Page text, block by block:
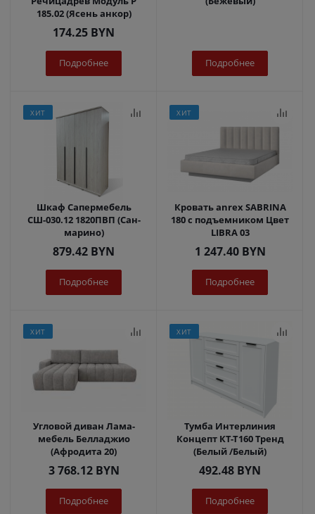
185.02 (Ясень анкор)
174.25 BYN
Подробнее Подробнее
ХИТ
Шкаф Сапермебель
СШ-030.12 1820ПВП (Сан-
марино)
879.42 BYN
Подробнее
ХИТ
Кровать anrex SABRINA
180 с подъемником Цвет
LIBRA 03
1 247.40BYN
Подробнее
ХИТ
Угловой диван Лама-
мебель Белладжио
(Афродита 20)
3 768.12BYN
Подробнее
ХИТ
Тумба Интерлиния
Концепт КТ-Т160 Тренд
(Белый /Белый)
492.48 BYN
Подробнее